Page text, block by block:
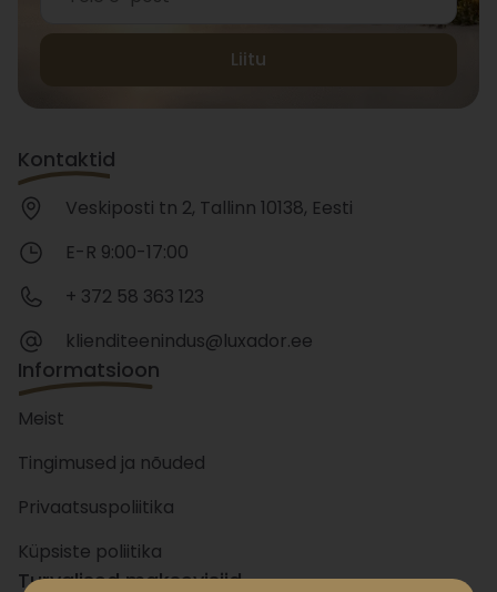
Liitu
Kontaktid
Veskiposti tn 2, Tallinn 10138, Eesti
E-R 9:00-17:00
+ 372 58 363 123
klienditeenindus@luxador.ee
Informatsioon
Meist
Tingimused ja nõuded
Privaatsuspoliitika
Küpsiste poliitika
Turvalised maksevisiid